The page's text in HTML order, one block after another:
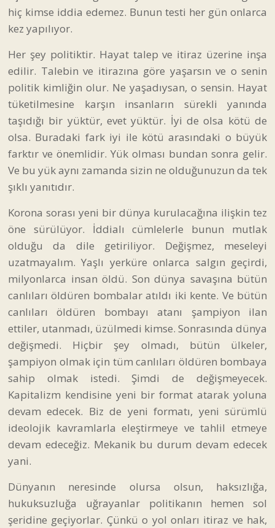
hiç kimse iddia edemez. Bunun testi her gün onlarca
kez yapılıyor.
Her şey politiktir. Hayat talep ve itiraz üzerine inşa
edilir. Talebin ve itirazına göre yaşarsın ve o senin
politik kimliğin olur. Ne yaşadıysan, o sensin. Hayat
tüketilmesine karşın insanların sürekli yanında
taşıdığı bir yüktür, evet yüktür. İyi de olsa kötü de
olsa. Buradaki fark iyi ile kötü arasındaki o büyük
farktır ve önemlidir. Yük olması bundan sonra gelir.
Ve bu yük aynı zamanda sizin ne olduğunuzun da tek
şıklı yanıtıdır.
Korona sorası yeni bir dünya kurulacağına ilişkin tez
öne sürülüyor. İddialı cümlelerle bunun mutlak
olduğu da dile getiriliyor. Değişmez, meseleyi
uzatmayalım. Yaşlı yerküre onlarca salgın geçirdi,
milyonlarca insan öldü. Son dünya savaşına bütün
canlıları öldüren bombalar atıldı iki kente. Ve bütün
canlıları öldüren bombayı atanı şampiyon ilan
ettiler, utanmadı, üzülmedi kimse. Sonrasında dünya
değişmedi. Hiçbir şey olmadı, bütün ülkeler,
şampiyon olmak için tüm canlıları öldüren bombaya
sahip olmak istedi. Şimdi de değişmeyecek.
Kapitalizm kendisine yeni bir format atarak yoluna
devam edecek. Biz de yeni formatı, yeni sürümlü
ideolojik kavramlarla eleştirmeye ve tahlil etmeye
devam edeceğiz. Mekanik bu durum devam edecek
yani.
Dünyanın neresinde olursa olsun, haksızlığa,
hukuksuzluğa uğrayanlar politikanın hemen sol
şeridine geçiyorlar. Çünkü o yol onları itiraz ve hak,